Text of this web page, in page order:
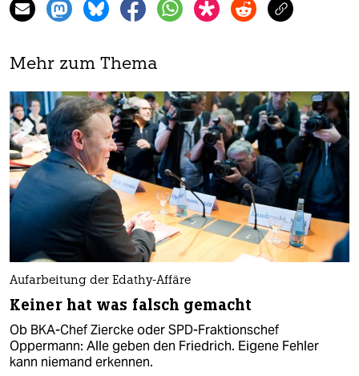
Mehr zum Thema
Aufarbeitung der Edathy-Affäre
Keiner hat was falsch gemacht
Ob BKA-Chef Ziercke oder SPD-Fraktionschef
Oppermann: Alle geben den Friedrich. Eigene Fehler
kann niemand erkennen.